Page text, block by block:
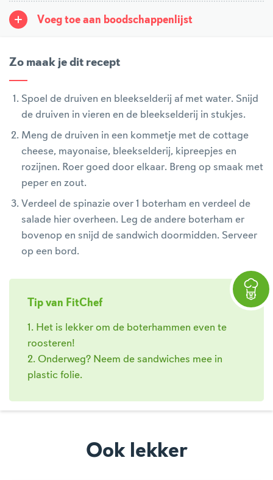
Voeg toe aan boodschappenlijst
Zo maak je dit recept
Spoel de druiven en bleekselderij af met water. Snijd
de druiven in vieren en de bleekselderij in stukjes.
Meng de druiven in een kommetje met de cottage
cheese, mayonaise, bleekselderij, kipreepjes en
rozijnen. Roer goed door elkaar. Breng op smaak met
peper en zout.
Verdeel de spinazie over 1 boterham en verdeel de
salade hier overheen. Leg de andere boterham er
bovenop en snijd de sandwich doormidden. Serveer
op een bord.
Tip van FitChef
1. Het is lekker om de boterhammen even te
roosteren!
2. Onderweg? Neem de sandwiches mee in
plastic folie.
Ook lekker